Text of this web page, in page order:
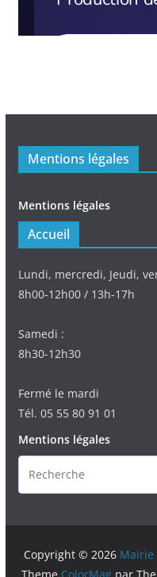
Mentions légales
Mentions légales
Accueil
Lundi, mercredi, Jeudi,
8h00-12h00 / 13h-17h
Samedi :
8h30-12h30
Fermé le mardi
Tél. 05 55 80 91 01
Mentions légales
Copyright © 2026 Mairie
Theme ColorMag par